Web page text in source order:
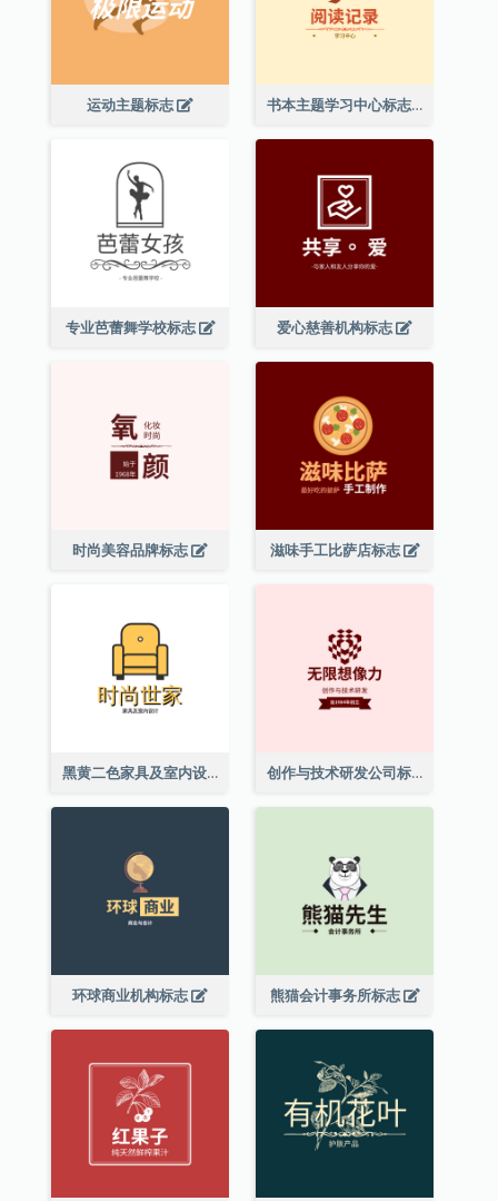
运动主题标志 书本主题学习中心标志
专业芭蕾舞学校标志 爱心慈善机构标志
时尚美容品牌标志 滋味手工比萨店标志
黑黄二色家具及室内设计标志 创作与技术研发公司标志
环球商业机构标志 熊猫会计事务所标志